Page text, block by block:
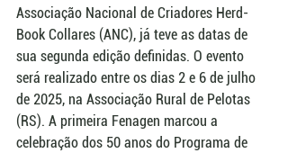
Associação Nacional de Criadores Herd-
Book Collares (ANC), já teve as datas de
sua segunda edição definidas. O evento
será realizado entre os dias 2 e 6 de julho
de 2025, na Associação Rural de Pelotas
(RS). A primeira Fenagen marcou a
celebração dos 50 anos do Programa de